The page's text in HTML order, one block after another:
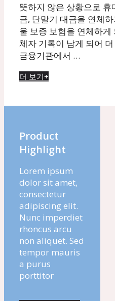
뜻하지 않은 상황으로 휴
금, 단말기 대금을 연체
울 보증 보험을 연체하게
체자 기록이 남게 되어
금융기관에서 …
더 보기+
Product
Highlight
Lorem ipsum
dolor sit amet,
consectetur
adipiscing elit.
Nunc imperdiet
rhoncus arcu
non aliquet. Sed
tempor mauris
a purus
porttitor